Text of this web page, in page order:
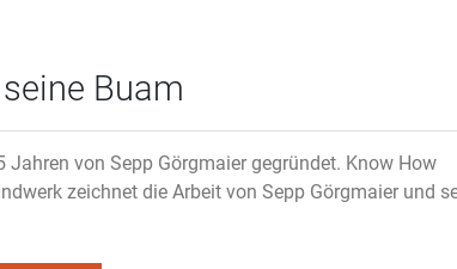
Buam
Jahren von Sepp Görgmaier gegründet. Know How
zeichnet die Arbeit von Sepp Görgmaier und